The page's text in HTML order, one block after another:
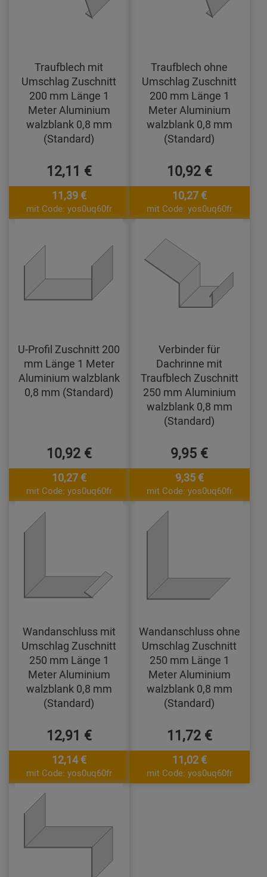
Traufblech mit
Umschlag Zuschnitt
200 mm Länge 1
Meter Aluminium
walzblank 0,8 mm
(Standard)
12,11 €
11,39 €
mit Code: yos0uq60fr
Traufblech ohne
Umschlag Zuschnitt
200 mm Länge 1
Meter Aluminium
walzblank 0,8 mm
(Standard)
10,92 €
10,27 €
mit Code: yos0uq60fr
U-Profil Zuschnitt 200
mm Länge 1 Meter
Aluminium walzblank
0,8 mm (Standard)
10,92 €
10,27 €
mit Code: yos0uq60fr
Verbinder für
Dachrinne mit
Traufblech Zuschnitt
250 mm Aluminium
walzblank 0,8 mm
(Standard)
9,95 €
9,35 €
mit Code: yos0uq60fr
Wandanschluss mit
Umschlag Zuschnitt
250 mm Länge 1
Meter Aluminium
walzblank 0,8 mm
(Standard)
12,91 €
12,14 €
mit Code: yos0uq60fr
Wandanschluss ohne
Umschlag Zuschnitt
250 mm Länge 1
Meter Aluminium
walzblank 0,8 mm
(Standard)
11,72 €
11,02 €
mit Code: yos0uq60fr